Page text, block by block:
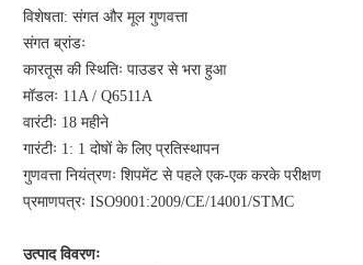
विशेषता: संगत और मूल गुणवत्ता
संगत ब्रांडः
कारतूस की स्थितिः पाउडर से भरा हुआ
मॉडलः 11A / Q6511A
वारंटीः 18 महीने
गारंटीः 1: 1 दोषों के लिए प्रतिस्थापन
गुणवत्ता नियंत्रणः शिपमेंट से पहले एक-एक करके परीक्षण
प्रमाणपत्रः ISO9001:2009/CE/14001/STMC
उत्पाद विवरणः